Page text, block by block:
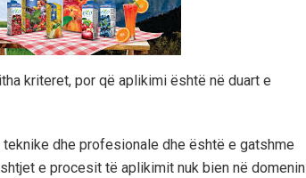
kriteret, por që aplikimi është në duart e
dhe profesionale dhe është e gatshme
e procesit të aplikimit nuk bien në domenin